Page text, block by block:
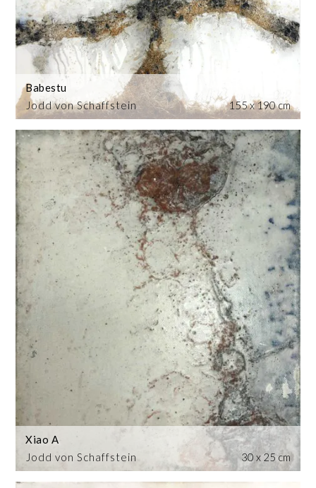
Jodd von Schaffstein
Babestu
155 x 190 cm
Jodd von Schaffstein
Xiao A
30 x 25 cm